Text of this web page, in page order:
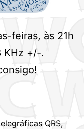
feiras, às 21h
KHz +/-.
QRS,